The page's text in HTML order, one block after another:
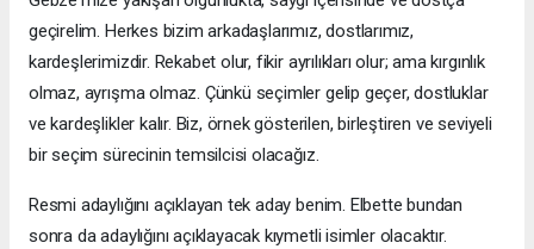
geçirelim. Herkes bizim arkadaşlarımız, dostlarımız,
kardeşlerimizdir. Rekabet olur, fikir ayrılıkları olur; ama kırgınlık
olmaz, ayrışma olmaz. Çünkü seçimler gelip geçer, dostluklar
ve kardeşlikler kalır. Biz, örnek gösterilen, birleştiren ve seviyeli
bir seçim sürecinin temsilcisi olacağız.
Resmi adaylığını açıklayan tek aday benim. Elbette bundan
sonra da adaylığını açıklayacak kıymetli isimler olacaktır.